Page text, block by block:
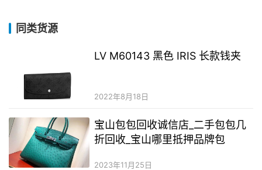
同类货源
LV M60143 黑色 IRIS 长款钱夹
2022年8月18日
宝山包包回收诚信店_二手包包几
折回收_宝山哪里抵押品牌包
2023年11月25日